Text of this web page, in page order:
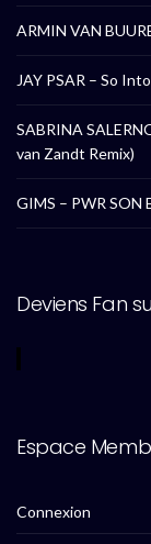
ARMIN VAN
JAY PSAR – So
SABRINA
van Zandt Remix)
GIMS – PWR SON
Deviens Fan
Espace
Connexion